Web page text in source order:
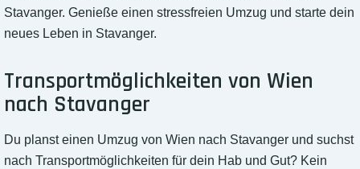
Stavanger. Genieße einen stressfreien Umzug und starte dein
neues Leben in Stavanger.
Transportmöglichkeiten von Wien
nach Stavanger
Du planst einen Umzug von Wien nach Stavanger und suchst
nach Transportmöglichkeiten für dein Hab und Gut? Kein